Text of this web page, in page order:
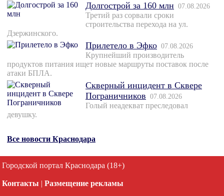
Долгострой за 160 млн 07.08.2026
Третий раз сорвали сроки
строительства перехода на ул.
Дзержинского.
Прилетело в Эфко 07.08.2026
Крупнейший производитель
продуктов питания ищет новые маршруты поставок после
атаки БПЛА.
Скверный инцидент в Сквере
Пограничников 07.08.2026
Голый неадекват преследовал
девушку.
Все новости Краснодара
Городской портал Краснодара (18+)
Контакты | Размещение рекламы